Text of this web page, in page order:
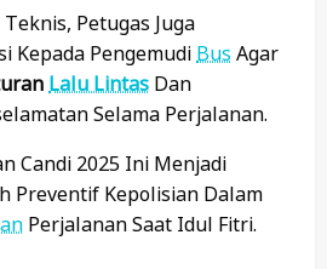
Petugas Juga
Kepada Pengemudi Bus Agar
Lalu Lintas Dan
Selama Perjalanan.
Candi 2025 Ini Menjadi
Preventif Kepolisian Dalam
Perjalanan Saat Idul Fitri.